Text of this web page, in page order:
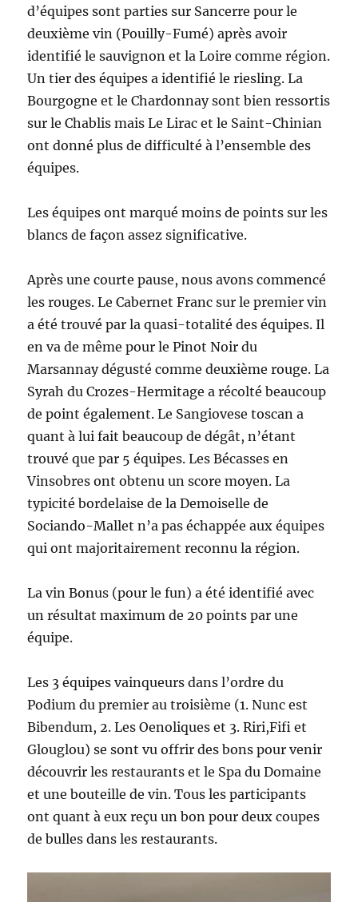
d’équipes sont parties sur Sancerre pour le
deuxième vin (Pouilly-Fumé) après avoir
identifié le sauvignon et la Loire comme région.
Un tier des équipes a identifié le riesling. La
Bourgogne et le Chardonnay sont bien ressortis
sur le Chablis mais Le Lirac et le Saint-Chinian
ont donné plus de difficulté à l’ensemble des
équipes.
Les équipes ont marqué moins de points sur les
blancs de façon assez significative.
Après une courte pause, nous avons commencé
les rouges. Le Cabernet Franc sur le premier vin
a été trouvé par la quasi-totalité des équipes. Il
en va de même pour le Pinot Noir du
Marsannay dégusté comme deuxième rouge. La
Syrah du Crozes-Hermitage a récolté beaucoup
de point également. Le Sangiovese toscan a
quant à lui fait beaucoup de dégât, n’étant
trouvé que par 5 équipes. Les Bécasses en
Vinsobres ont obtenu un score moyen. La
typicité bordelaise de la Demoiselle de
Sociando-Mallet n’a pas échappée aux équipes
qui ont majoritairement reconnu la région.
La vin Bonus (pour le fun) a été identifié avec
un résultat maximum de 20 points par une
équipe.
Les 3 équipes vainqueurs dans l’ordre du
Podium du premier au troisième (1. Nunc est
Bibendum, 2. Les Oenoliques et 3. Riri,Fifi et
Glouglou) se sont vu offrir des bons pour venir
découvrir les restaurants et le Spa du Domaine
et une bouteille de vin. Tous les participants
ont quant à eux reçu un bon pour deux coupes
de bulles dans les restaurants.